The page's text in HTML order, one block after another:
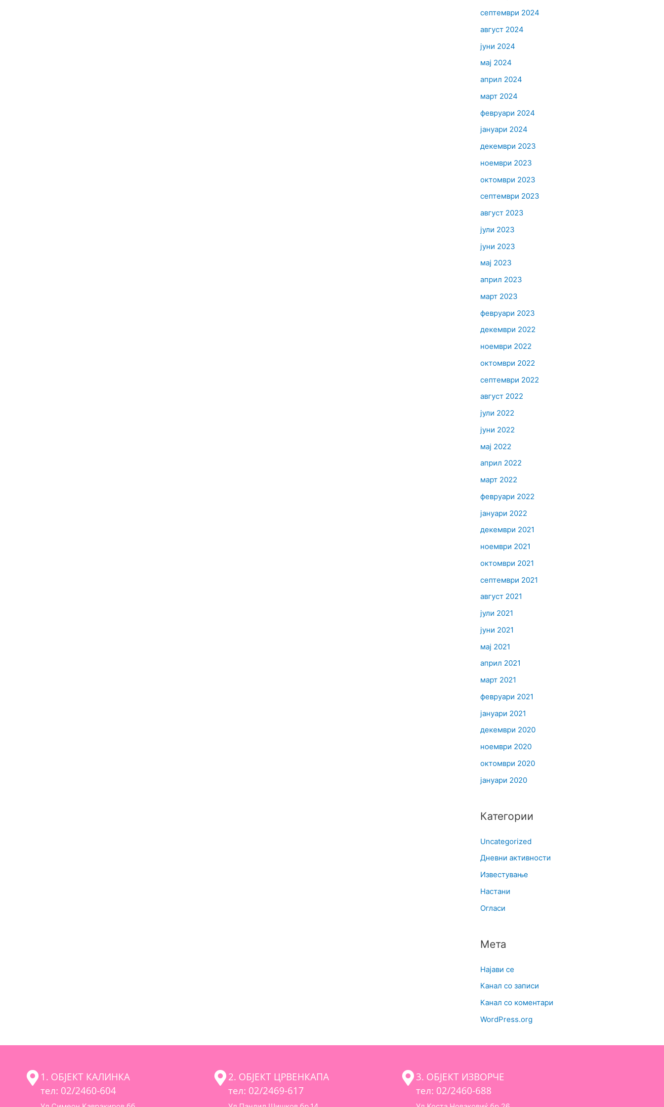
септември 2024
август 2024
јуни 2024
мај 2024
април 2024
март 2024
февруари 2024
јануари 2024
декември 2023
ноември 2023
октомври 2023
септември 2023
август 2023
јули 2023
јуни 2023
мај 2023
април 2023
март 2023
февруари 2023
декември 2022
ноември 2022
октомври 2022
септември 2022
август 2022
јули 2022
јуни 2022
мај 2022
април 2022
март 2022
февруари 2022
јануари 2022
декември 2021
ноември 2021
октомври 2021
септември 2021
август 2021
јули 2021
јуни 2021
мај 2021
април 2021
март 2021
февруари 2021
јануари 2021
декември 2020
ноември 2020
октомври 2020
јануари 2020
Категории
Uncategorized
Дневни активности
Известување
Настани
Огласи
Мета
Најави се
Канал со записи
Канал со коментари
WordPress.org
1. ОБЈЕКТ КАЛИНКА
тел: 02/2460-604
2. ОБЈЕКТ ЦРВЕНКАПА
тел: 02/2469-617
3. ОБЈЕКТ ИЗВОРЧЕ
тел: 02/2460-688